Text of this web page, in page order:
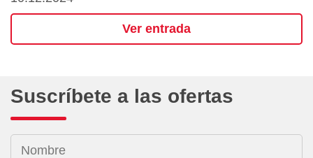
Ver entrada
Suscríbete a las ofertas
Nombre